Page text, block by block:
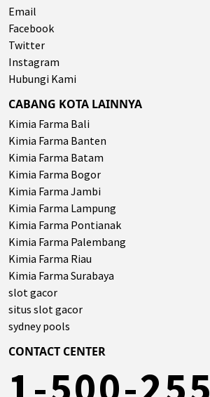
Email
Facebook
Twitter
Instagram
Hubungi Kami
CABANG KOTA LAINNYA
Kimia Farma Bali
Kimia Farma Banten
Kimia Farma Batam
Kimia Farma Bogor
Kimia Farma Jambi
Kimia Farma Lampung
Kimia Farma Pontianak
Kimia Farma Palembang
Kimia Farma Riau
Kimia Farma Surabaya
slot gacor
situs slot gacor
sydney pools
CONTACT CENTER